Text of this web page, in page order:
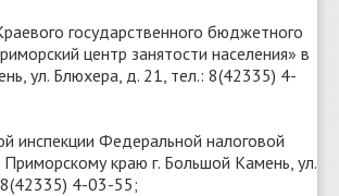
государственного бюджетного
центр занятости населения» в
ул. Блюхера, д. 21, тел.: 8(42335) 4-
инспекции Федеральной налоговой
краю г. Большой Камень, ул.
8(42335) 4-03-55;